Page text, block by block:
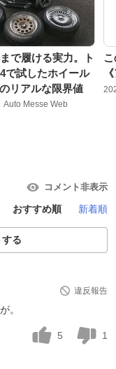
で履ける実力。ト
で試したホイール
リアルな限界値
Auto Messe Web
コメント非表示
おすすめ順 新着順
る
違反報告
。
5 1